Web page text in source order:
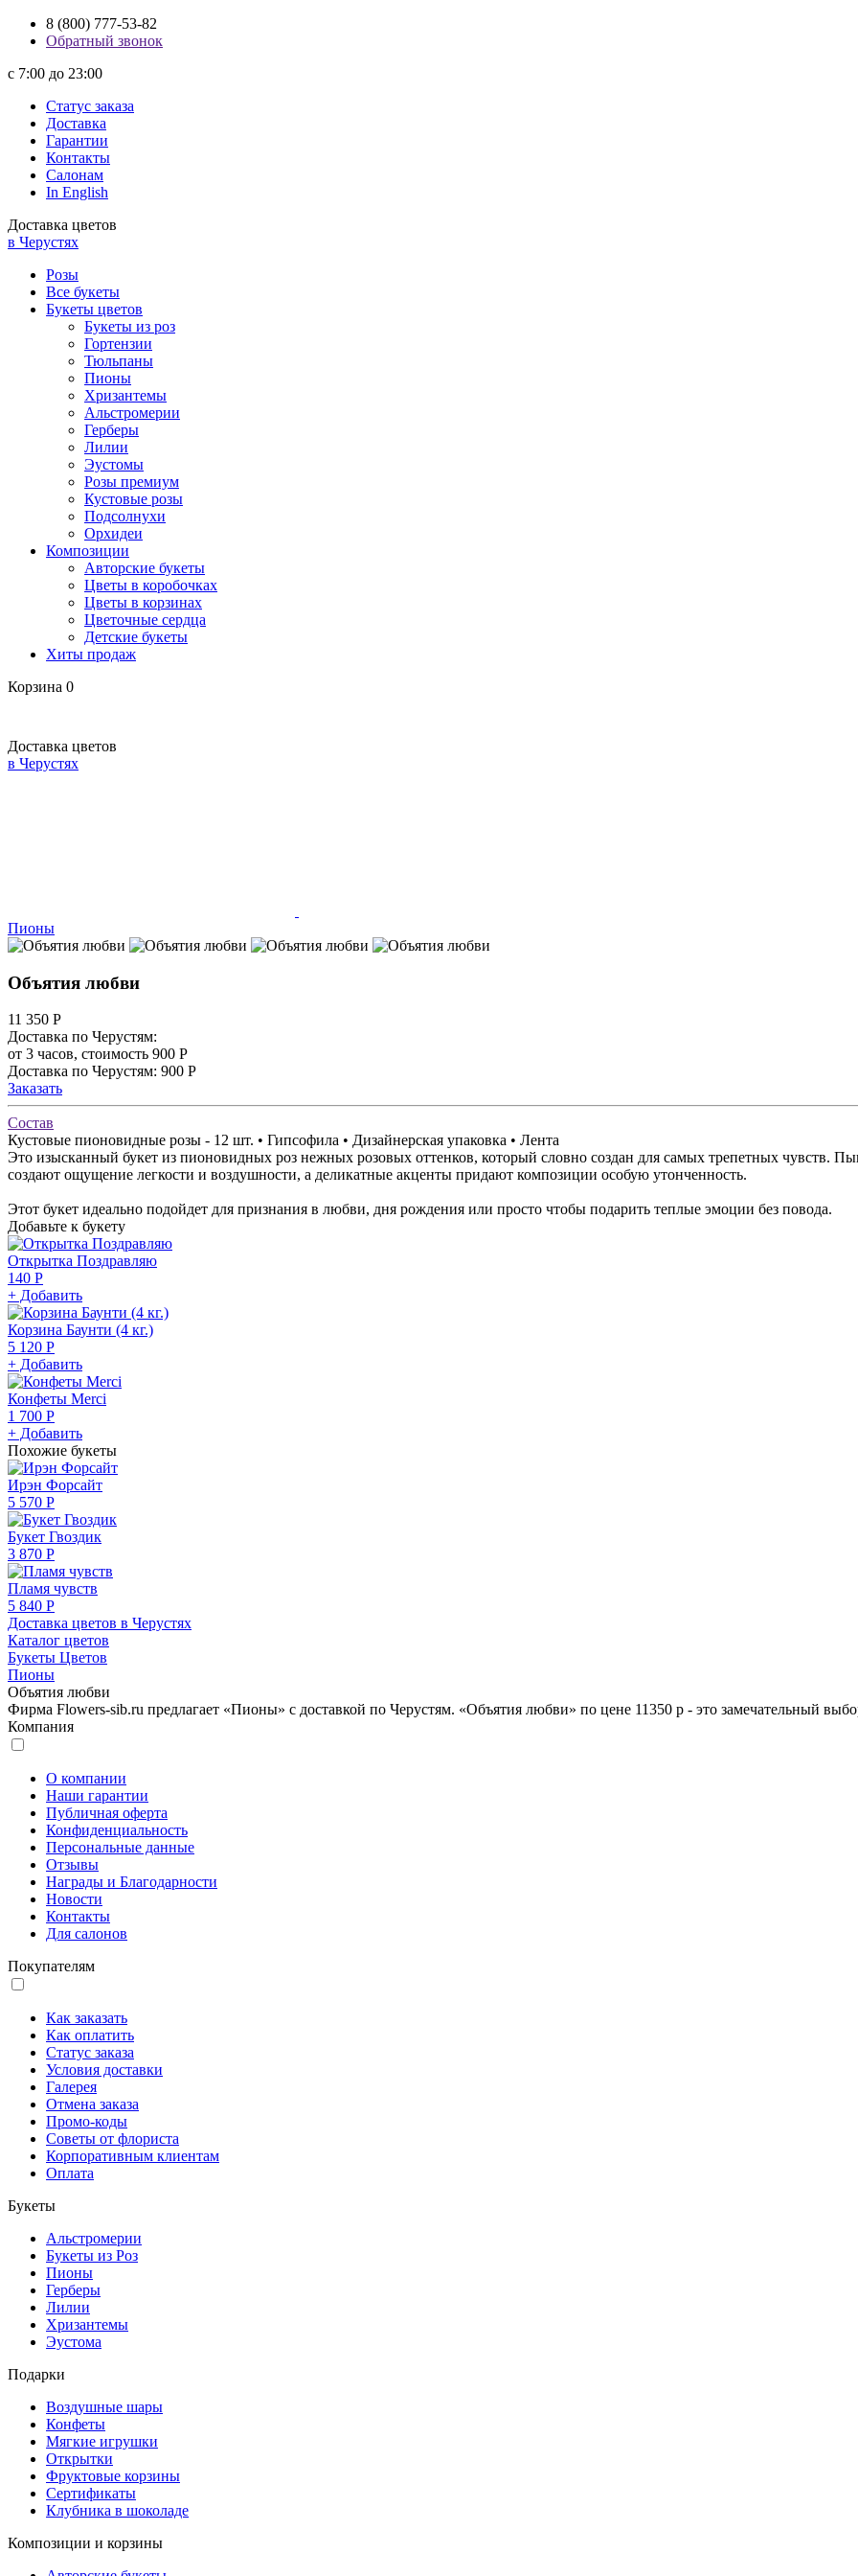
8 (800) 777-53-82
Обратный звонок
с 7:00 до 23:00
Статус заказа
Доставка
Гарантии
Контакты
Салонам
In English
Доставка цветов
в Черустях
Розы
Все букеты
Букеты цветов
Букеты из роз
Гортензии
Тюльпаны
Пионы
Хризантемы
Альстромерии
Герберы
Лилии
Эустомы
Розы премиум
Кустовые розы
Подсолнухи
Орхидеи
Композиции
Авторские букеты
Цветы в коробочках
Цветы в корзинах
Цветочные сердца
Детские букеты
Хиты продаж
Корзина 0
Доставка цветов
в Черустях
Пионы
Объятия любви
11 350 Р
Доставка по Черустям:
от 3 часов, стоимость 900 Р
Доставка по Черустям: 900 Р
Заказать
Состав
Кустовые пионовидные розы - 12 шт. • Гипсофила • Дизайнерская упаковка • Лента
Это изысканный букет из пионовидных роз нежных розовых оттенков, который словно создан для самых трепетных чувств.
создают ощущение легкости и воздушности, а деликатные акценты придают композиции особую утонченность.
Этот букет идеально подойдет для признания в любви, дня рождения или просто чтобы подарить теплые эмоции без повода.
Добавьте к букету
Открытка Поздравляю
140 Р
+ Добавить
Корзина Баунти (4 кг.)
5 120 Р
+ Добавить
Конфеты Merci
1 700 Р
+ Добавить
Похожие букеты
Ирэн Форсайт
5 570 Р
Букет Гвоздик
3 870 Р
Пламя чувств
5 840 Р
Доставка цветов в Черустях
Каталог цветов
Букеты Цветов
Пионы
Объятия любви
Фирма Flowers-sib.ru предлагает «Пионы» с доставкой по Черустям. «Объятия любви» по цене 11350 р - это замечательный
Компания
О компании
Наши гарантии
Публичная оферта
Конфиденциальность
Персональные данные
Отзывы
Награды и Благодарности
Новости
Контакты
Для салонов
Покупателям
Как заказать
Как оплатить
Статус заказа
Условия доставки
Галерея
Отмена заказа
Промо-коды
Советы от флориста
Корпоративным клиентам
Оплата
Букеты
Альстромерии
Букеты из Роз
Пионы
Герберы
Лилии
Хризантемы
Эустома
Подарки
Воздушные шары
Конфеты
Мягкие игрушки
Открытки
Фруктовые корзины
Сертификаты
Клубника в шоколаде
Композиции и корзины